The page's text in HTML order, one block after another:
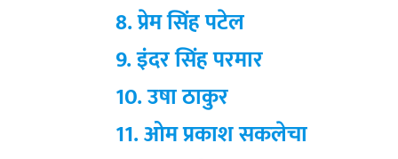
8. प्रेम सिंह पटेल
9. इंदर सिंह परमार
10. उषा ठाकुर
11. ओम प्रकाश सकलेचा